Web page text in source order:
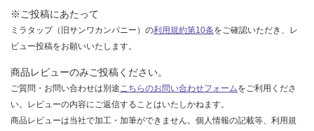
※ご投稿にあたって
ミラタップ（旧サンワカンパニー）の利用規約第10条をご確認いただき、レ
ビュー投稿をお願いいたします。
商品レビューのみご投稿ください。
ご質問・お問い合わせは別途こちらのお問い合わせフォームをご利用くださ
い。レビューの内容にご返信することはいたしかねます。
商品レビューは当社で加工・加筆ができません。個人情報の記載等、利用規